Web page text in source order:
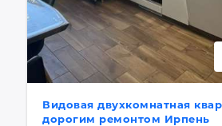
Видовая двухкомнатная
дорогим ремонтом Ирпень